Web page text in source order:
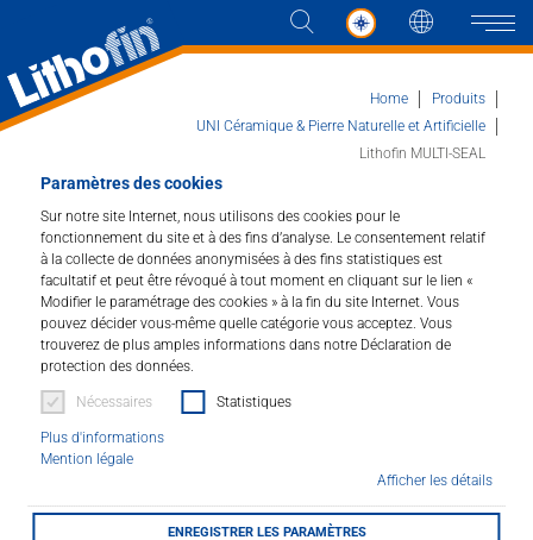
Paramètres des cookies
Sur notre site Internet, nous utilisons des cookies pour le
fonctionnement du site et à des fins d’analyse. Le consentement relatif
à la collecte de données anonymisées à des fins statistiques est
facultatif et peut être révoqué à tout moment en cliquant sur le lien «
Modifier le paramétrage des cookies » à la fin du site Internet. Vous
pouvez décider vous-même quelle catégorie vous acceptez. Vous
trouverez de plus amples informations dans notre Déclaration de
protection des données.
Nécessaires Statistiques
Plus d'informations
Mention légale
Afficher les détails
ENREGISTRER LES PARAMÈTRES
Langue
Produits
Les solutions
Actualités et plus
Entreprise
Contacter
DISTRIBUTEUR
Home
Produits
UNI Céramique & Pierre Naturelle et Artificielle
Lithofin MULTI-SEAL
Lithofin MULTI-SEAL
Film protecteur satiné.
Art.Nr. : 095
Vitrification acrylique particulièrement adaptée aux
surfaces très sollicitées. Réduit l’encrassement des
sols rugueux tout en apportant une finition satinée.
Pour la terre cuite, la pierre et le béton. Convient à la